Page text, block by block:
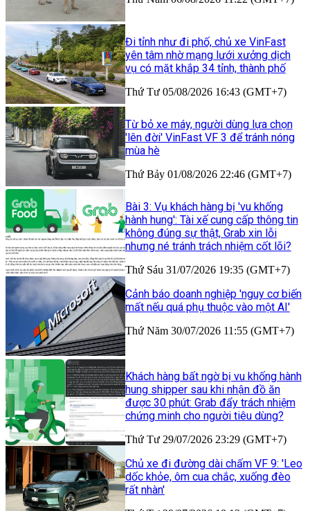
Đi tỉnh như đi phố, chủ xe VinFast
yên tâm nhờ mạng lưới xưởng dịch
vụ có mặt khắp 34 tỉnh, thành phố
Thứ Tư 05/08/2026 16:43 (GMT+7)
Từ bỏ xe máy, người dùng lựa chọn
'lên đời' VinFast VF 3 để tránh nóng
mùa hè
Thứ Bảy 01/08/2026 22:46 (GMT+7)
Bài 3: Vụ khách hàng bị 'vu khống
hành hung': Tài xế cung cấp thông tin
không đúng sự thật, Grab xin lỗi
nhưng né tránh trách nhiệm cốt lõi?
Thứ Sáu 31/07/2026 19:35 (GMT+7)
Cảnh báo doanh nghiệp 'nguy cơ biến
mất nếu quá phụ thuộc vào một AI'
Thứ Năm 30/07/2026 11:55 (GMT+7)
Khách hàng bất ngờ bị vu khống hành
hung shipper sau khi nhận đồ ăn
được 30 phút: Grab đẩy trách nhiệm
chứng minh cho người tiêu dùng?
Thứ Tư 29/07/2026 23:29 (GMT+7)
Chủ xe đi đường dài chấm VF 9: 'Leo
dốc khỏe, ôm cua chắc, xuống đèo
rất nhàn'